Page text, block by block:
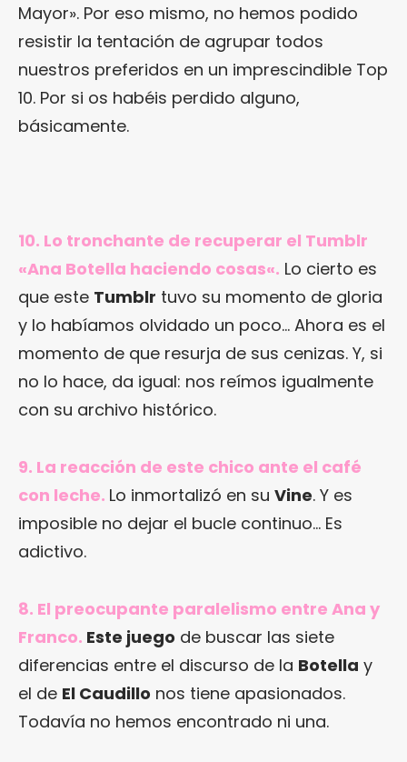
Mayor». Por eso mismo, no hemos podido
resistir la tentación de agrupar todos
nuestros preferidos en un imprescindible Top
10. Por si os habéis perdido alguno,
básicamente.
10. Lo tronchante de recuperar el Tumblr
«Ana Botella haciendo cosas«. Lo cierto es
que este Tumblr tuvo su momento de gloria
y lo habíamos olvidado un poco… Ahora es el
momento de que resurja de sus cenizas. Y, si
no lo hace, da igual: nos reímos igualmente
con su archivo histórico.
9. La reacción de este chico ante el café
con leche. Lo inmortalizó en su Vine. Y es
imposible no dejar el bucle continuo… Es
adictivo.
8. El preocupante paralelismo entre Ana y
Franco. Este juego de buscar las siete
diferencias entre el discurso de la Botella y
el de El Caudillo nos tiene apasionados.
Todavía no hemos encontrado ni una.